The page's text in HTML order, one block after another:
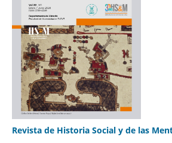
Revista de Historia Social y de las